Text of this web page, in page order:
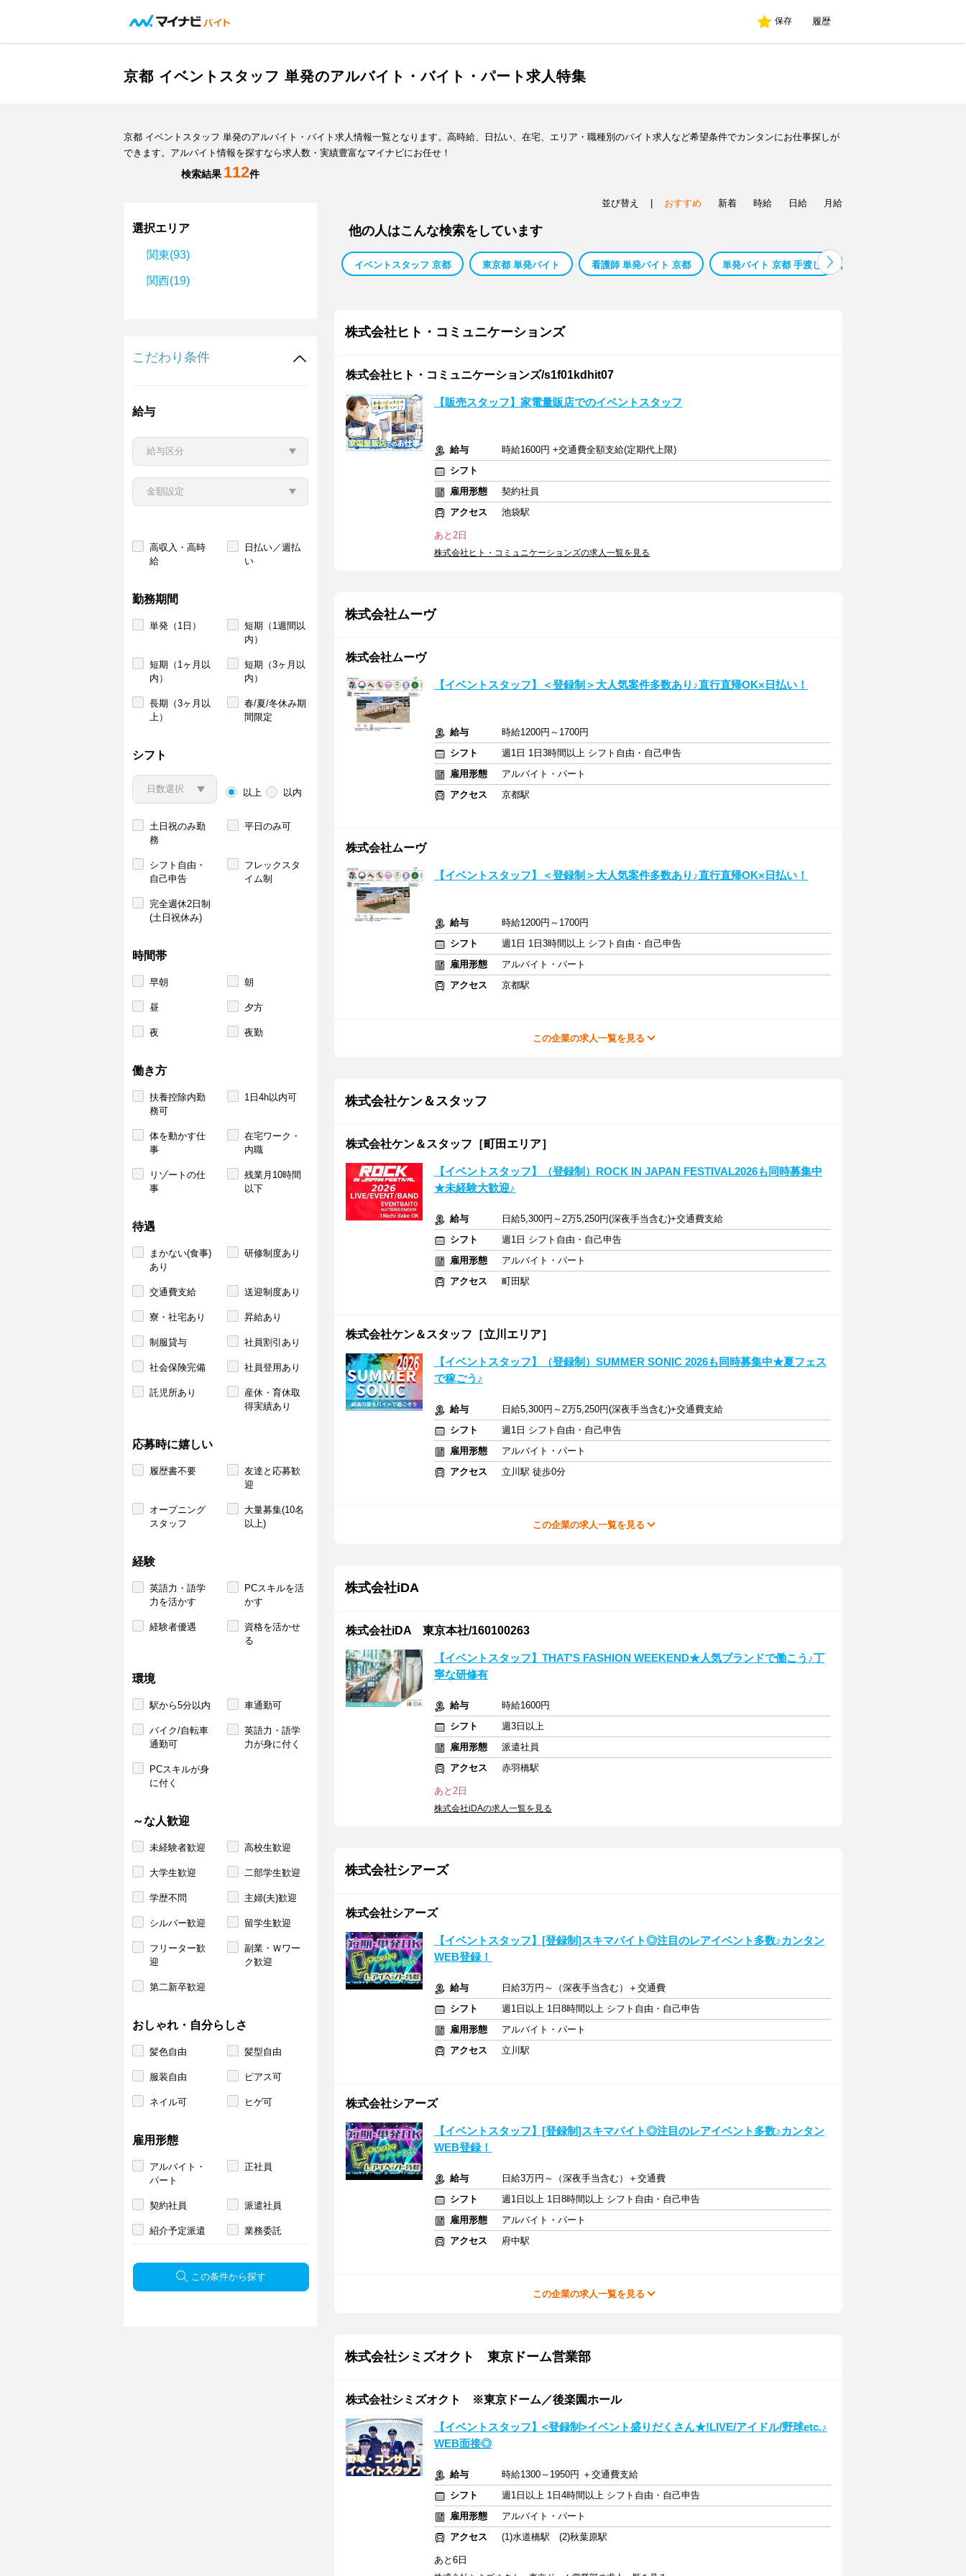
保存 履歴
京都 イベントスタッフ 単発のアルバイト・バイト・パート求人特集
京都 イベントスタッフ 単発のアルバイト・バイト求人情報一覧となります。高時給、日払い、在宅、エリア・職種別のバイト求人など希望条件でカンタンにお仕事探しが
できます。アルバイト情報を探すなら求人数・実績豊富なマイナビにお任せ！
検索結果 112件
選択エリア
関東(93)
関西(19)
こだわり条件
給与
高収入・高時
給
日払い／週払
い
勤務期間
単発（1日）
短期（1週間以
内）
短期（1ヶ月以
内）
短期（3ヶ月以
内）
長期（3ヶ月以
上）
春/夏/冬休み期
間限定
シフト
以上 以内
土日祝のみ勤
務
平日のみ可
シフト自由・
自己申告
フレックスタ
イム制
完全週休2日制
(土日祝休み)
時間帯
早朝 朝
昼 夕方
夜 夜勤
働き方
扶養控除内勤
務可
1日4h以内可
体を動かす仕
事
在宅ワーク・
内職
リゾートの仕
事
残業月10時間
以下
待遇
まかない(食事)
あり
研修制度あり
交通費支給 送迎制度あり
寮・社宅あり 昇給あり
制服貸与 社員割引あり
社会保険完備 社員登用あり
託児所あり
産休・育休取
得実績あり
応募時に嬉しい
履歴書不要
友達と応募歓
迎
オープニング
スタッフ
大量募集(10名
以上)
経験
英語力・語学
力を活かす
PCスキルを活
かす
経験者優遇
資格を活かせ
る
環境
駅から5分以内 車通勤可
バイク/自転車
通勤可
英語力・語学
力が身に付く
PCスキルが身
に付く
～な人歓迎
未経験者歓迎 高校生歓迎
大学生歓迎 二部学生歓迎
学歴不問 主婦(夫)歓迎
シルバー歓迎 留学生歓迎
フリーター歓
迎
副業・Ｗワー
ク歓迎
第二新卒歓迎
おしゃれ・自分らしさ
髪色自由 髪型自由
服装自由 ピアス可
ネイル可 ヒゲ可
雇用形態
アルバイト・
パート
正社員
契約社員 派遣社員
紹介予定派遣 業務委託
この条件から探す
並び替え おすすめ 新着 時給 日給 月給
他の人はこんな検索をしています
イベントスタッフ 京都 東京都 単発バイト 看護師 単発バイト 京都 単発バイト 京都 手渡し
株式会社ヒト・コミュニケーションズ
株式会社ヒト・コミュニケーションズ/s1f01kdhit07
【販売スタッフ】家電量販店でのイベントスタッフ
給与
時給1600円 +交通費全額支給(定期代上限)
シフト
雇用形態
契約社員
アクセス
池袋駅
あと2日
株式会社ヒト・コミュニケーションズの求人一覧を見る
株式会社ムーヴ
株式会社ムーヴ
【イベントスタッフ】＜登録制＞大人気案件多数あり♪直行直帰OK×日払い！
給与
時給1200円～1700円
シフト
週1日 1日3時間以上 シフト自由・自己申告
雇用形態
アルバイト・パート
アクセス
京都駅
株式会社ムーヴ
【イベントスタッフ】＜登録制＞大人気案件多数あり♪直行直帰OK×日払い！
給与
時給1200円～1700円
シフト
週1日 1日3時間以上 シフト自由・自己申告
雇用形態
アルバイト・パート
アクセス
京都駅
この企業の求人一覧を見る
株式会社ケン＆スタッフ
株式会社ケン＆スタッフ［町田エリア］
【イベントスタッフ】（登録制）ROCK IN JAPAN FESTIVAL2026も同時募集中
★未経験大歓迎♪
給与
日給5,300円～2万5,250円(深夜手当含む)+交通費支給
シフト
週1日 シフト自由・自己申告
雇用形態
アルバイト・パート
アクセス
町田駅
株式会社ケン＆スタッフ［立川エリア］
【イベントスタッフ】（登録制）SUMMER SONIC 2026も同時募集中★夏フェス
で稼ごう♪
給与
日給5,300円～2万5,250円(深夜手当含む)+交通費支給
シフト
週1日 シフト自由・自己申告
雇用形態
アルバイト・パート
アクセス
立川駅 徒歩0分
この企業の求人一覧を見る
株式会社iDA
株式会社iDA 東京本社/160100263
【イベントスタッフ】THAT'S FASHION WEEKEND★人気ブランドで働こう♪丁
寧な研修有
給与
時給1600円
シフト
週3日以上
雇用形態
派遣社員
アクセス
赤羽橋駅
あと2日
株式会社iDAの求人一覧を見る
株式会社シアーズ
株式会社シアーズ
【イベントスタッフ】[登録制]スキマバイト◎注目のレアイベント多数♪カンタン
WEB登録！
給与
日給3万円～（深夜手当含む）＋交通費
シフト
週1日以上 1日8時間以上 シフト自由・自己申告
雇用形態
アルバイト・パート
アクセス
立川駅
株式会社シアーズ
【イベントスタッフ】[登録制]スキマバイト◎注目のレアイベント多数♪カンタン
WEB登録！
給与
日給3万円～（深夜手当含む）＋交通費
シフト
週1日以上 1日8時間以上 シフト自由・自己申告
雇用形態
アルバイト・パート
アクセス
府中駅
この企業の求人一覧を見る
株式会社シミズオクト 東京ドーム営業部
株式会社シミズオクト ※東京ドーム／後楽園ホール
【イベントスタッフ】<登録制>イベント盛りだくさん★!LIVE/アイドル/野球etc.♪
WEB面接◎
給与
時給1300～1950円 ＋交通費支給
シフト
週1日以上 1日4時間以上 シフト自由・自己申告
雇用形態
アルバイト・パート
アクセス
(1)水道橋駅 (2)秋葉原駅
あと6日